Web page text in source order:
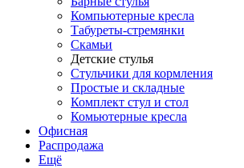
Компьютерные кресла
Табуреты-стремянки
Скамьи
Детские стулья
Стульчики для кормления
Простые и складные
Комплект стул и стол
Комьютерные кресла
Офисная
Распродажа
Eщё